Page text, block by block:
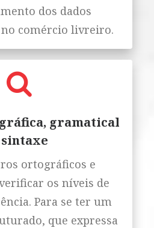
dos dados
comércio livreiro.
gramatical
sintaxe
ortográficos e
os níveis de
Para se ter um
que expressa